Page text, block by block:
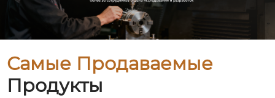
Самые Продаваемые
Продукты